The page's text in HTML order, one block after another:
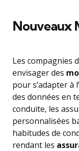
Nouveaux
Les compagnies
envisager des
pour s’adapter à
des données en
conduite, les
personnalisées
habitudes de
rendant les